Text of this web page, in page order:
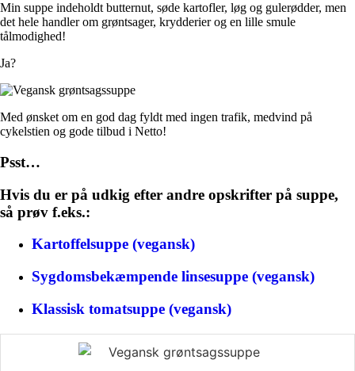
Min suppe indeholdt butternut, søde kartofler, løg og gulerødder, men
det hele handler om grøntsager, krydderier og en lille smule
tålmodighed!
Ja?
Med ønsket om en god dag fyldt med ingen trafik, medvind på
cykelstien og gode tilbud i Netto!
Psst…
Hvis du er på udkig efter andre opskrifter på suppe,
så prøv f.eks.:
Kartoffelsuppe (vegansk)
Sygdomsbekæmpende linsesuppe (vegansk)
Klassisk tomatsuppe (vegansk)